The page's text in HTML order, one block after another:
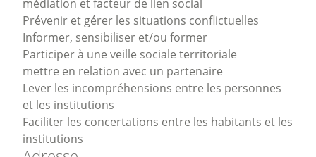
médiation et facteur de lien social
Prévenir et gérer les situations conflictuelles
Informer, sensibiliser et/ou former
Participer à une veille sociale territoriale
mettre en relation avec un partenaire
Lever les incompréhensions entre les personnes
et les institutions
Faciliter les concertations entre les habitants et les
institutions